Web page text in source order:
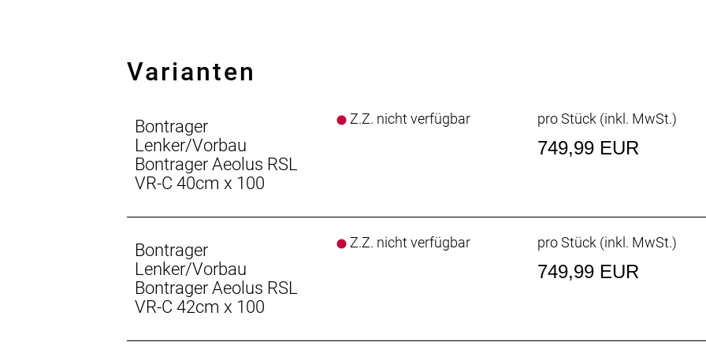
Unsere exklusive OCLV Carbon-Konstruktion bildet die Grundlage für eine ultraleichte,
Einheit.
Blendr-Integration
Blendr macht die saubere Integration von Beleuchtung und Garmin-Computer zum
Blendr Duo-Sockel sowie Halterungen für Ion-Scheinwerfer und Garmin-Computer sind im
VR-C: Variable Radiu
Varianten
Bontrager
Lenker/Vorbau
Bontrager Aeolus RSL
VR-C 40cm x 100
Z.Z. nicht verfügbar pro Stück (inkl. MwSt.)
749,99 EUR
Bontrager
Lenker/Vorbau
Bontrager Aeolus RSL
VR-C 42cm x 100
Z.Z. nicht verfügbar pro Stück (inkl. MwSt.)
749,99 EUR